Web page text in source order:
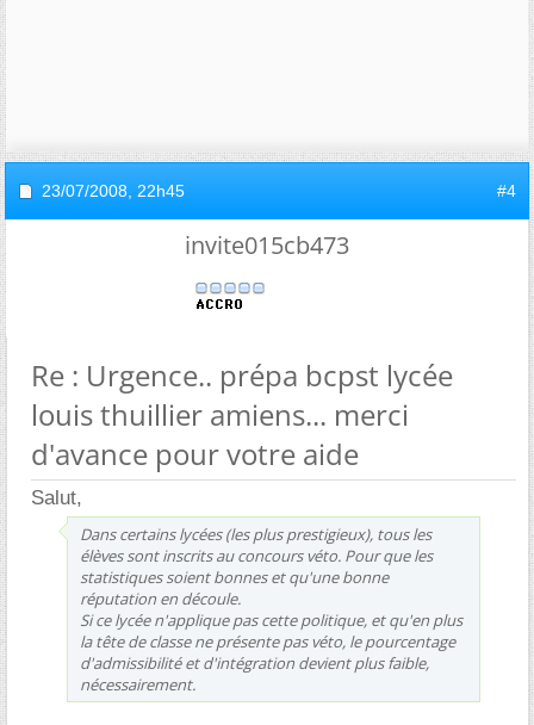
23/07/2008, 22h45 #4
invite015cb473
Re : Urgence.. prépa bcpst lycée
louis thuillier amiens... merci
d'avance pour votre aide
Salut,
Dans certains lycées (les plus prestigieux), tous les
élèves sont inscrits au concours véto. Pour que les
statistiques soient bonnes et qu'une bonne
réputation en découle.
Si ce lycée n'applique pas cette politique, et qu'en plus
la tête de classe ne présente pas véto, le pourcentage
d'admissibilité et d'intégration devient plus faible,
nécessairement.